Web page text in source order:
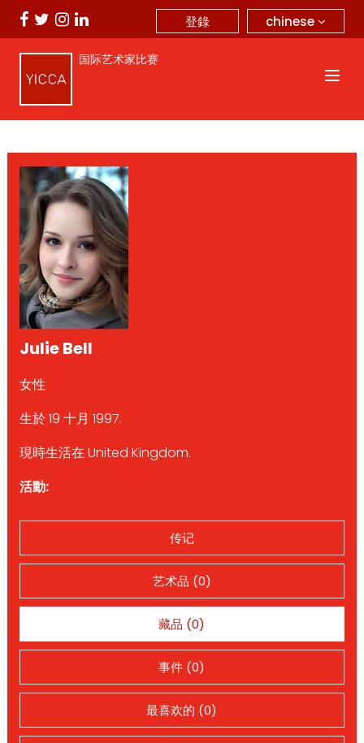
chinese
登錄
国际艺术家比赛
Julie Bell
女性
生於 19 十月 1997.
現時生活在 United Kingdom.
活動:
传记
艺术品 (0)
藏品 (0)
事件 (0)
最喜欢的 (0)